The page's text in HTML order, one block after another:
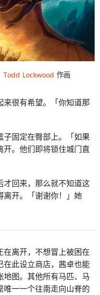
Todd Lockwood 作画
来很有希望。「你知道那
子固定在臀部上。「如果
开。他们即将锁住城门直
才回来，那么就不知道这
离开。「谢谢你！」她
离开，不想冒上被困在
在此设立商店，茜卓也能
图。其他所有马匹、马
唯一一个往南走向山脊的